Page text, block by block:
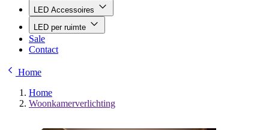
LED Accessoires
LED per ruimte
Sale
Contact
Home
Home
Woonkamerverlichting